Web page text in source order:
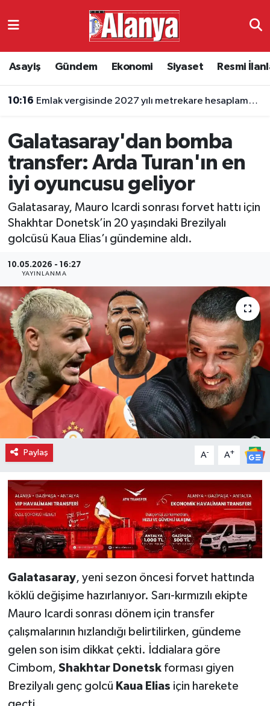
Asayiş Gündem Ekonomi Siyaset Resmi
10:16 Emlak vergisinde 2027 yılı metrekare hesaplaması yenilendi
Galatasaray'dan bomba
transfer: Arda Turan'ın en
iyi oyuncusu geliyor
Galatasaray, Mauro Icardi sonrası forvet hattı için
Shakhtar Donetsk’in 20 yaşındaki Brezilyalı
golcüsü Kaua Elias’ı gündemine aldı.
10.05.2026 - 16:27
YAYINLANMA
Paylaş A- A+
Galatasaray, yeni sezon öncesi forvet hattında
köklü değişime hazırlanıyor. Sarı-kırmızılı ekipte
Mauro Icardi sonrası dönem için transfer
çalışmalarının hızlandığı belirtilirken, gündeme
gelen son isim dikkat çekti. İddialara göre
Cimbom, Shakhtar Donetskforması giyen
Brezilyalı genç golcü Kaua Elias için harekete
Ekonomi
Siyaset
Resmi İlanlar
Turizm
E-Gazete
Antalya Namaz Vakitleri
Antalya Trafik Yoğunluk Haritası
Süper Lig Puan Durumu ve Fikstür
Son Dakika Haberleri
Haber Arşivi